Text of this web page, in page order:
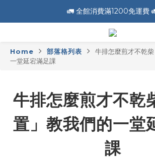
🚛 全館消費滿1200免運費
🚛 全館消費滿1200免運費
📣 加入會員送100元購物金 📣
🚛 全館消費滿1200免運費
Home 部落格列表
牛排怎麼煎才不乾
一堂延宕滿足課
牛排怎麼煎才不乾
置」教我們的一堂
課